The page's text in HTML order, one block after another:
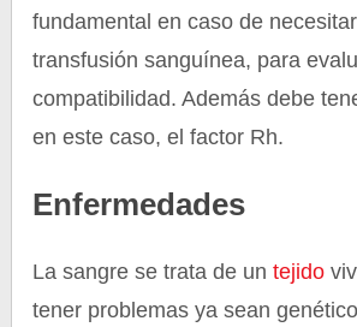
fundamental en caso de
transfusión sanguínea, para
compatibilidad. Además debe
en este caso, el factor Rh.
Enfermedades
La sangre se trata de untejido
tener problemas ya sean